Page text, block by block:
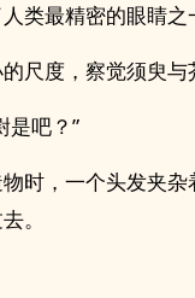
类最精密的眼睛之
尺度，察觉须臾与
是吧？”
时，一个头发夹
。